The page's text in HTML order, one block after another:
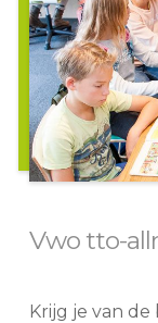
Vwo tto-
Krijg je van de